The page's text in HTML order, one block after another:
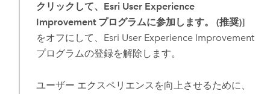
クリックして、Esri User Experience
Improvement プログラムに参加します。 (推奨)]
をオフにして、 Esri User Experience Improvement
プログラムの登録を解除します。
ユーザー エクスペリエンスを向上させるために、